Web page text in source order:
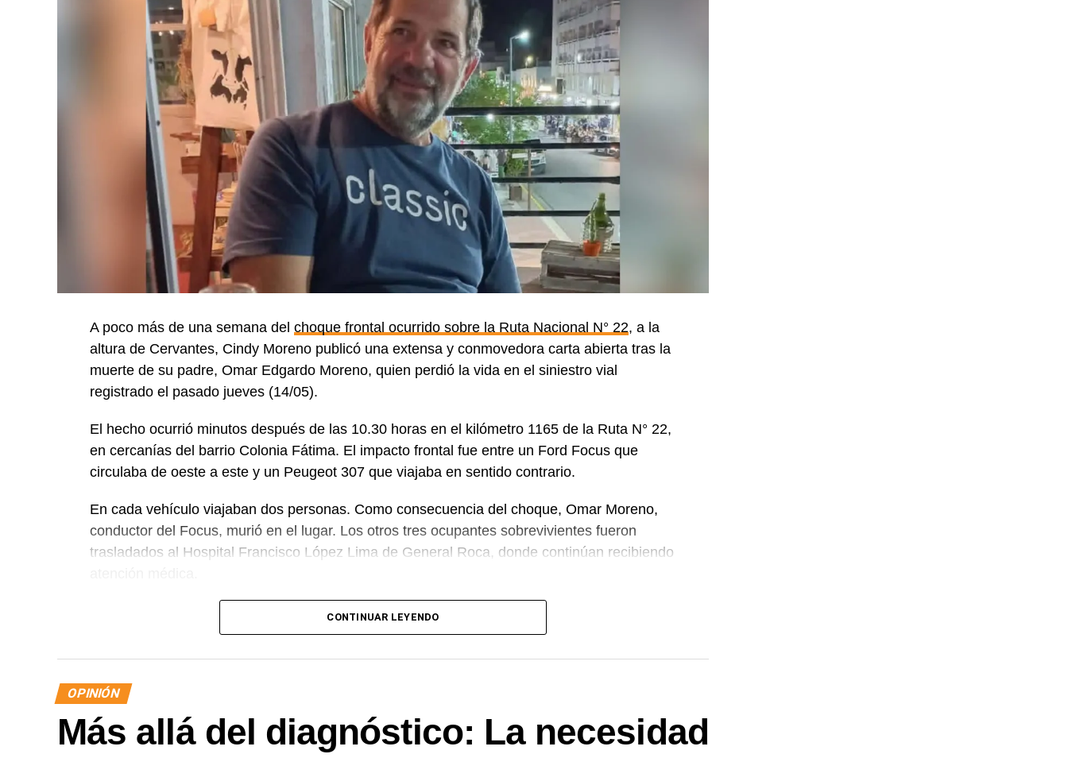
A poco más de una semana del choque frontal ocurrido sobre la Ruta Nacional N° 22, a la
altura de Cervantes, Cindy Moreno publicó una extensa y conmovedora carta abierta tras la
muerte de su padre, Omar Edgardo Moreno, quien perdió la vida en el siniestro vial
registrado el pasado jueves (14/05).
El hecho ocurrió minutos después de las 10.30 horas en el kilómetro 1165 de la Ruta N° 22,
en cercanías del barrio Colonia Fátima. El impacto frontal fue entre un Ford Focus que
circulaba de oeste a este y un Peugeot 307 que viajaba en sentido contrario.
En cada vehículo viajaban dos personas. Como consecuencia del choque, Omar Moreno,
conductor del Focus, murió en el lugar. Los otros tres ocupantes sobrevivientes fueron
trasladados al Hospital Francisco López Lima de General Roca, donde continúan recibiendo
En su carta, Cindy Moreno apuntó contra la negligencia vial, el abandono estatal, la falta de
obras sobre la Ruta N° 22 y también destacó el acompañamiento del personal de salud y de
La carta completa
Mi papá no murió solamente en un choque sobre la Ruta 22.
CONTINUAR LEYENDO
OPINIÓN
Más allá del diagnóstico: La necesidad